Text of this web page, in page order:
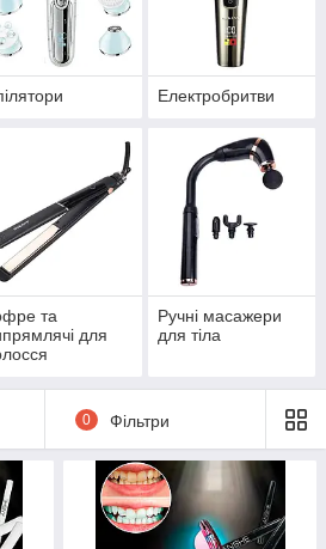
Електробритви
та
для
Ручні масажери
для тіла
0 Фільтри